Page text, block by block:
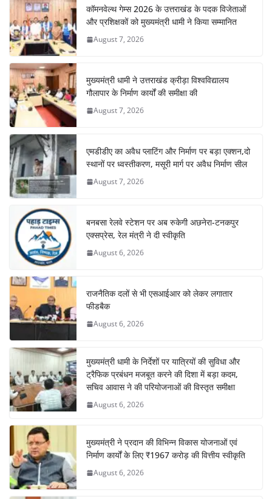
कॉमनवेल्थ गेम्स 2026 के उत्तराखंड के पदक विजेताओं
और प्रशिक्षकों को मुख्यमंत्री धामी ने किया सम्मानित
August 7, 2026
मुख्यमंत्री धामी ने उत्तराखंड क्रीड़ा विश्वविद्यालय
गौलापार के निर्माण कार्यों की समीक्षा की
August 7, 2026
एमडीडीए का अवैध प्लाटिंग और निर्माण पर बड़ा एक्शन,दो
स्थानों पर ध्वस्तीकरण, मसूरी मार्ग पर अवैध निर्माण सील
August 7, 2026
बनबसा रेलवे स्टेशन पर अब रुकेगी अछनेरा-टनकपुर
एक्सप्रेस, रेल मंत्री ने दी स्वीकृति
August 6, 2026
राजनैतिक दलों से भी एसआईआर को लेकर लगातार
फीडबैक
August 6, 2026
मुख्यमंत्री धामी के निर्देशों पर यात्रियों की सुविधा और
ट्रैफिक प्रबंधन मजबूत करने की दिशा में बड़ा कदम,
सचिव आवास ने की परियोजनाओं की विस्तृत समीक्षा
August 6, 2026
मुख्यमंत्री ने प्रदान की विभिन्न विकास योजनाओं एवं
निर्माण कार्यों के लिए ₹1967 करोड़ की वित्तीय स्वीकृति
August 6, 2026